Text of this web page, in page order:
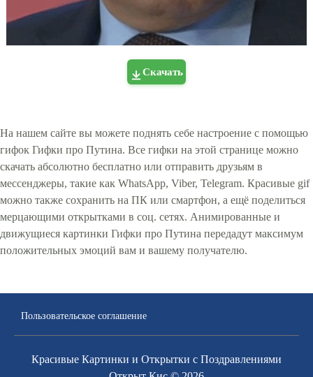
Скачать
На нашем сайте вы можете поднять себе настроение с помощью
гифок Гифки про Путина. Все гифки на этой странице можно
скачать абсолютно бесплатно или отправить друзьям в
мессенджеры, такие как WhatsApp, Viber, Telegram. Красивые gif
можно также сохранить на ПК или смартфон, а ещё поделиться
мерцающими открытками в соц. сетях. Анимированные и
движущиеся картинки Гифки про Путина передадут максимум
положительных эмоций вам и вашему получателю.
Пользовательское соглашение
Красивые Картинки и Открытки с Поздравлениями